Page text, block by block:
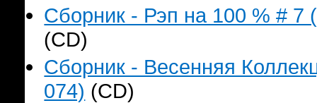
Сборник - Рэп на 100 % # 7
(CD)
Сборник - Весенняя
074) (CD)